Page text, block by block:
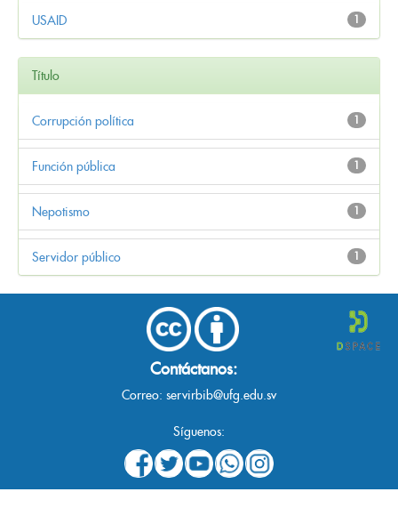
1
USAID
Título
1
Corrupción política
1
Función pública
1
Nepotismo
1
Servidor público
Contáctanos:
Correo: servirbib@ufg.edu.sv
Síguenos: